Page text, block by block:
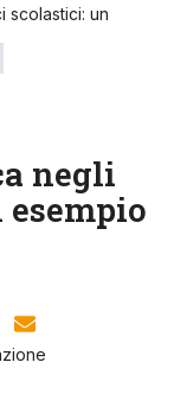
scolastici: un
negli